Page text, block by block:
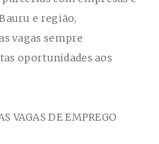
e região,
vagas sempre
oportunidades aos
VAGAS DE EMPREGO